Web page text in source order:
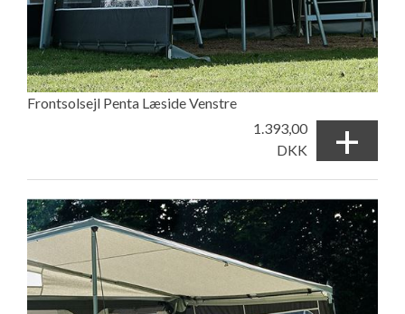
Frontsolsejl Penta Læside Venstre
1.393,00
DKK
+